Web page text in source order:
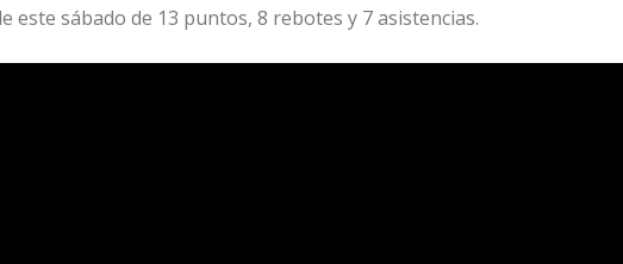
este sábado de 13 puntos, 8 rebotes y 7 asistencias.